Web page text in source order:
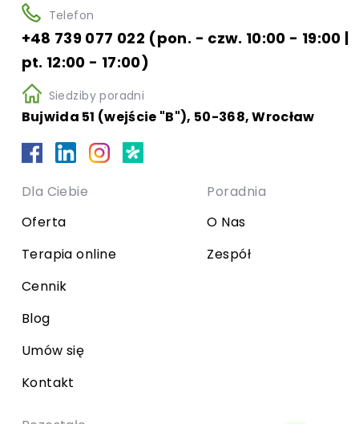
Telefon
+48 739 077 022 (pon. - czw. 10:00 - 19:00 |
pt. 12:00 - 17:00)
Siedziby poradni
Bujwida 51 (wejście "B"), 50-368, Wrocław
Dla Ciebie
Oferta
Terapia online
Cennik
Blog
Umów się
Kontakt
Poradnia
O Nas
Zespół